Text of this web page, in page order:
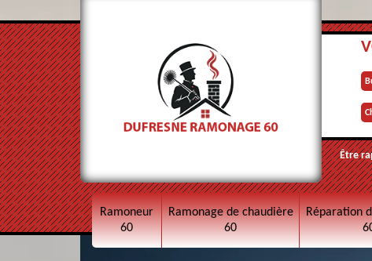
Être
Ramoneur
60
Ramonage de chaudière
60
Réparation